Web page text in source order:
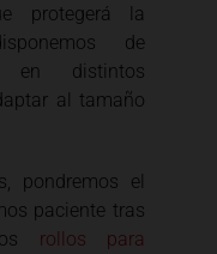
protegerá la
de
en distintos
al tamaño
pondremos el
paciente tras
rollos para